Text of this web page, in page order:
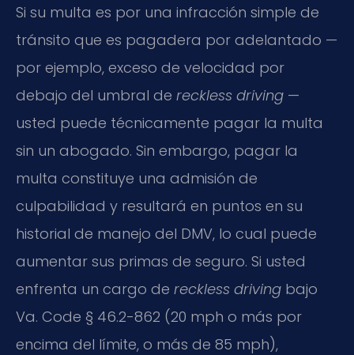
Si su multa es por una infracción simple de
tránsito que es pagadera por adelantado —
por ejemplo, exceso de velocidad por
debajo del umbral de reckless driving —
usted puede técnicamente pagar la multa
sin un abogado. Sin embargo, pagar la
multa constituye una admisión de
culpabilidad y resultará en puntos en su
historial de manejo del DMV, lo cual puede
aumentar sus primas de seguro. Si usted
enfrenta un cargo de reckless driving bajo
Va. Code § 46.2-862 (20 mph o más por
encima del límite, o más de 85 mph),